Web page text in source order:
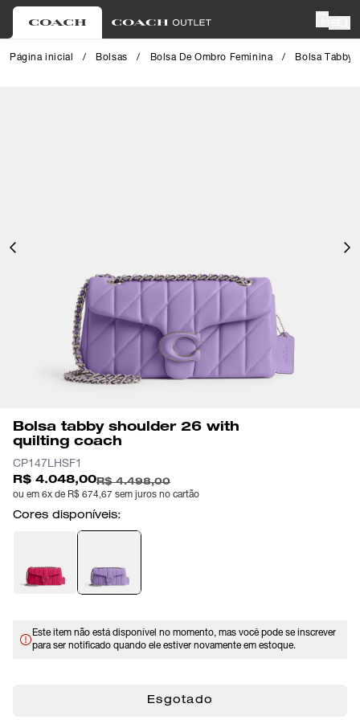
Página inicial / Bolsas / Bolsa De Ombro Feminina / Bolsa Tabby
Bolsa tabby shoulder 26 with
quilting coach
CP147LHSF1
R$ 4.048,00R$ 4.498,00
ou em 6x de R$ 674,67 sem juros no cartão
Cores disponíveis:
Este item não está disponível no momento, mas você pode se inscrever
para ser notificado quando ele estiver novamente em estoque.
Esgotado